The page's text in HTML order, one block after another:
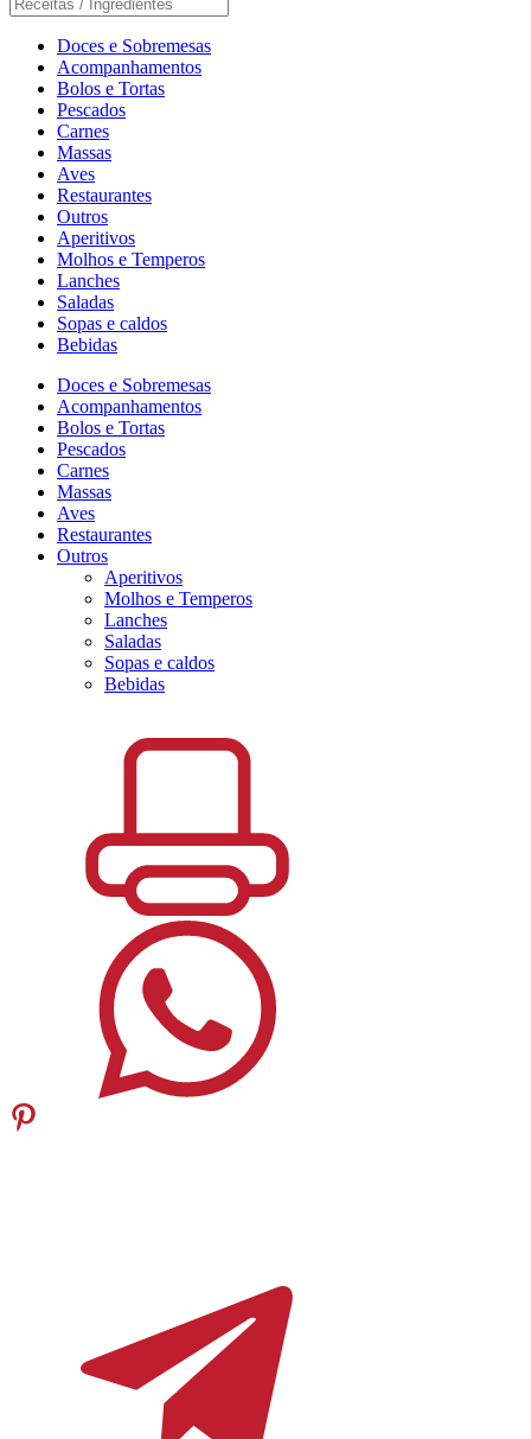
Doces e Sobremesas
Acompanhamentos
Bolos e Tortas
Pescados
Carnes
Massas
Aves
Restaurantes
Outros
Aperitivos
Molhos e Temperos
Lanches
Saladas
Sopas e caldos
Bebidas
Doces e Sobremesas
Acompanhamentos
Bolos e Tortas
Pescados
Carnes
Massas
Aves
Restaurantes
Outros
Aperitivos
Molhos e Temperos
Lanches
Saladas
Sopas e caldos
Bebidas